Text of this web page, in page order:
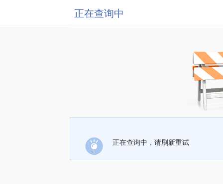
正在查询中
正在查询中，请刷新重试